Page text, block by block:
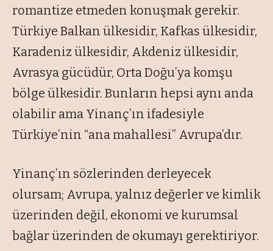
romantize etmeden konuşmak gerekir.
Türkiye Balkan ülkesidir, Kafkas ülkesidir,
Karadeniz ülkesidir, Akdeniz ülkesidir,
Avrasya gücüdür, Orta Doğu’ya komşu
bölge ülkesidir. Bunların hepsi aynı anda
olabilir ama Yinanç’ın ifadesiyle
Türkiye’nin “ana mahallesi” Avrupa’dır.
Yinanç’ın sözlerinden derleyecek
olursam; Avrupa, yalnız değerler ve kimlik
üzerinden değil, ekonomi ve kurumsal
bağlar üzerinden de okumayı gerektiriyor.